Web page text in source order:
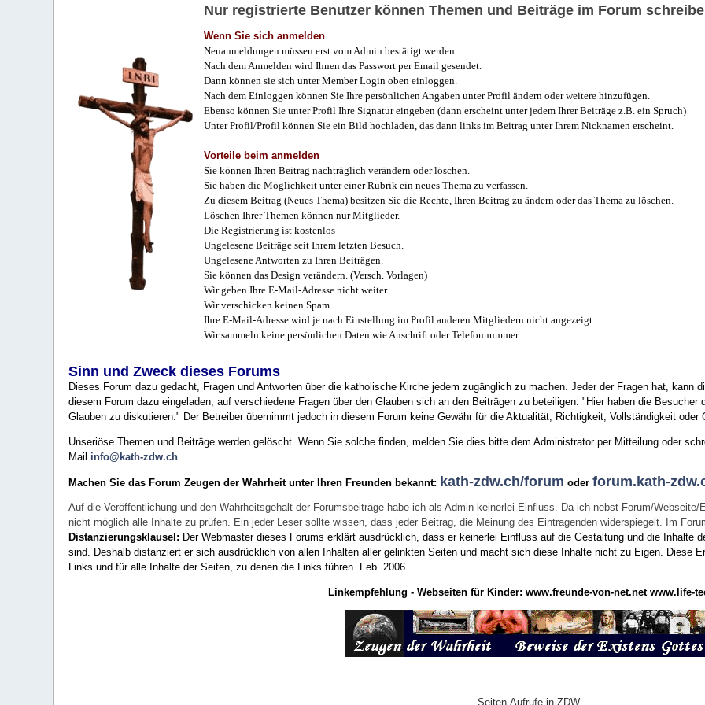
Nur registrierte Benutzer können Themen und Beiträge im Forum
Wenn Sie sich anmelden
Neuanmeldungen müssen erst vom Admin bestätigt werden
Nach dem Anmelden wird Ihnen das Passwort per Email gesendet.
Dann können sie sich unter Member Login oben einloggen.
Nach dem Einloggen können Sie Ihre persönlichen Angaben unter Profil ändern oder weitere hinzufügen.
Ebenso können Sie unter Profil Ihre Signatur eingeben (dann erscheint unter jedem Ihrer Beiträge z.B. ein Spruch)
Unter Profil/Profil können Sie ein Bild hochladen, das dann links im Beitrag unter Ihrem Nicknamen erscheint.
Vorteile beim anmelden
Sie können Ihren Beitrag nachträglich verändern oder löschen.
Sie haben die Möglichkeit unter einer Rubrik ein neues Thema zu verfassen.
Zu diesem Beitrag (Neues Thema) besitzen Sie die Rechte, Ihren Beitrag zu ändern oder das Thema zu löschen.
Löschen Ihrer Themen können nur Mitglieder.
Die Registrierung ist kostenlos
Ungelesene Beiträge seit Ihrem letzten Besuch.
Ungelesene Antworten zu Ihren Beiträgen.
Sie können das Design verändern. (Versch. Vorlagen)
Wir geben Ihre E-Mail-Adresse nicht weiter
Wir verschicken keinen Spam
Ihre E-Mail-Adresse wird je nach Einstellung im Profil anderen Mitgliedern nicht angezeigt.
Wir sammeln keine persönlichen Daten wie Anschrift oder Telefonnummer
Sinn und Zweck dieses Forums
Dieses Forum dazu gedacht, Fragen und Antworten über die katholische Kirche jedem zugänglich zu machen. Jeder der Fragen hat, kann
diesem Forum dazu eingeladen, auf verschiedene Fragen über den Glauben sich an den Beiträgen zu beteiligen. "Hier haben die
Glauben zu diskutieren." Der Betreiber übernimmt jedoch in diesem Forum keine Gewähr für die Aktualität, Richtigkeit, Vollständigkeit
Unseriöse Themen und Beiträge werden gelöscht. Wenn Sie solche finden, melden Sie dies bitte dem Administrator per Mitteilung oder
Mail info@kath-zdw.ch
Machen Sie das Forum Zeugen der Wahrheit unter Ihren Freunden bekannt: kath-zdw.ch/forum oderforum.kath-
Auf die Veröffentlichung und den Wahrheitsgehalt der Forumsbeiträge habe ich als Admin keinerlei Einfluss. Da ich nebst Forum/
nicht möglich alle Inhalte zu prüfen. Ein jeder Leser sollte wissen, dass jeder Beitrag, die Meinung des Eintragenden widerspiegelt. Im
Distanzierungsklausel: Der Webmaster dieses Forums erklärt ausdrücklich, dass er keinerlei Einfluss auf die Gestaltung und die Inhalte
sind. Deshalb distanziert er sich ausdrücklich von allen Inhalten aller gelinkten Seiten und macht sich diese Inhalte nicht zu Eigen. Diese
Links und für alle Inhalte der Seiten, zu denen die Links führen. Feb. 2006
Linkempfehlung - Webseiten für Kinder: www.freunde-von-net.net www.life-
Seiten-Aufrufe in ZDW